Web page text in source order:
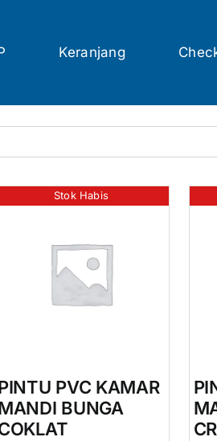
Keranjang
Stok Habis
PVC KAMAR
BUNGA